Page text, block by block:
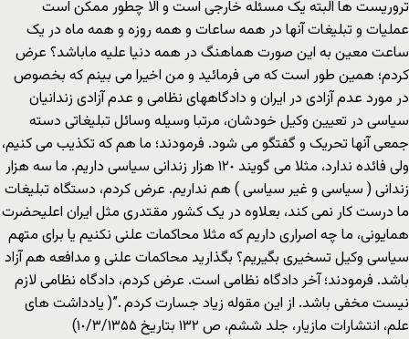
تروریست ها البته یک مسئله خارجی است و الا چطور ممکن است
عملیات و تبلیغات آنها در همه ساعات و همه روزه و همه ماه در یک
ساعت معین به این صورت هماهنگ در همه دنیا علیه ماباشد؟ عرض
کردم؛ همین طور است که می فرمائید و من اخیرا می بینم که بخصوص
در مورد عدم آزادی در ایران و دادگاههای نظامی و عدم آزادی زندانیان
سیاسی در تعیین وکیل خودشان، مرتبا وسیله وسائل تبلیغاتی دسته
جمعی آنها تحریک و گفتگو می شود. فرمودند؛ ما هم که تکذیب می کنیم،
ولی فائده ندارد، مثلا می گویند ۱۲٠ هزار زندانی سیاسی داریم. ما سه هزار
زندانی ( سیاسی و غیر سیاسی ) هم نداریم. عرض کردم، دستگاه تبلیغات
ما درست کار نمی کند، بعلاوه در یک کشور مقتدری مثل ایران اعلیحضرت
همایونی، ما چه اصراری داریم که مثلا محاکمات علنی نکنیم یا برای متهم
سیاسی وکیل تسخیری بگیریم؟ بگذارید محاکمات علنی و مدافعه هم آزاد
باشد. فرمودند؛ آخر دادگاه نظامی است. عرض کردم، دادگاه نظامی لازم
نیست مخفی باشد. از این مقوله زیاد جسارت کردم .”( یادداشت های
علم، انتشارات مازیار، جلد ششم، ص ۱۳۲ بتاریخ ۱٠/۳/۱۳۵۵)